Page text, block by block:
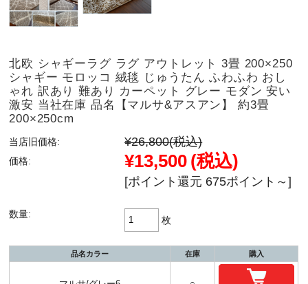
北欧 シャギーラグ ラグ アウトレット 3畳 200×250
シャギー モロッコ 絨毯 じゅうたん ふわふわ おし
ゃれ 訳あり 難あり カーペット グレー モダン 安い
激安 当社在庫 品名【マルサ&アスアン】 約3畳
200×250cm
当店旧価格: ¥26,800(税込)
価格: ¥13,500 (税込)
[ポイント還元 675ポイント～]
数量:
枚
品名カラー 在庫 購入